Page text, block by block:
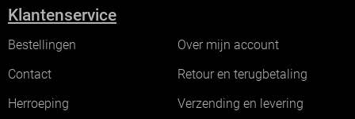
Klantenservice
Bestellingen
Over mijn account
Contact
Retour en terugbetaling
Herroeping
Verzending en levering